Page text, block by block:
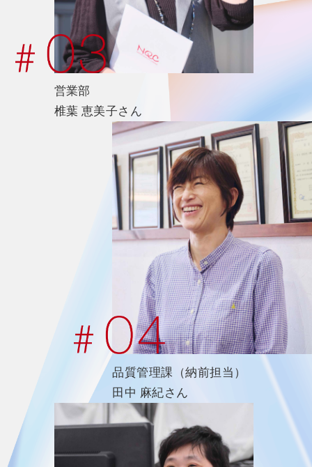
営業部
椎葉 恵美子さん
品質管理課（納前担当）
田中 麻紀さん